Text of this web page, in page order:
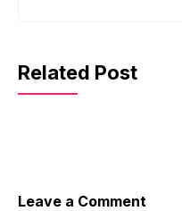
Related Post
Leave a Comment